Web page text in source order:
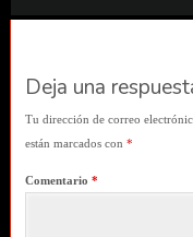
Deja una
Tu dirección de correo
están marcados con *
Comentario *